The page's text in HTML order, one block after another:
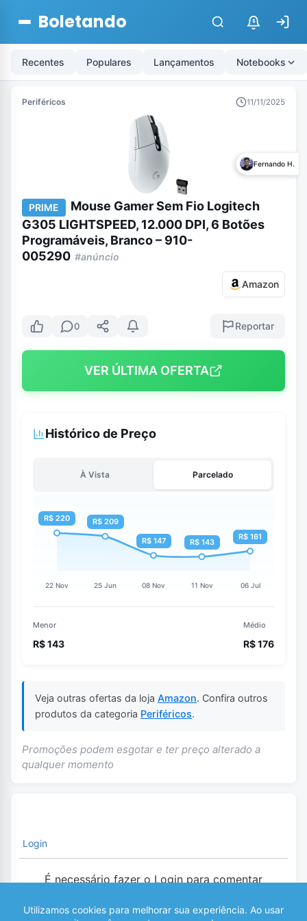
Boletando $
Recentes Populares Lançamentos Notebooks
Periféricos 11/11/2025
Fernando H.
PRIME
Mouse Gamer Sem Fio Logitech
G305 LIGHTSPEED, 12.000 DPI, 6 Botões
Programáveis, Branco – 910-
005290 #anúncio
Amazon
0 Reportar
VER ÚLTIMA OFERTA
Histórico de Preço
À Vista Parcelado
Menor
R$ 143
Médio
R$ 176
Veja outras ofertas da loja Amazon. Confira outros
produtos da categoria Periféricos.
Promoções podem esgotar e ter preço alterado a
qualquer momento
Login
É necessário fazer o Login para comentar
0 COMENTÁRIOS